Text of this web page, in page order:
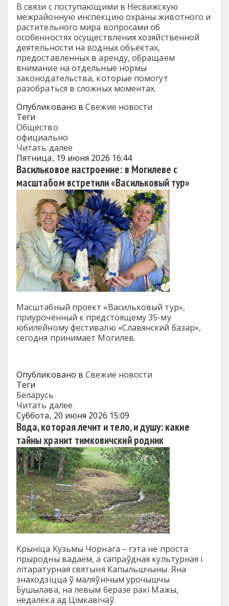
В связи с поступающими в Несвижскую
межрайонную инспекцию охраны животного и
растительного мира вопросами об
особенностях осуществления хозяйственной
деятельности на водных объектах,
предоставленных в аренду, обращаем
внимание на отдельные нормы
законодательства, которые помогут
разобраться в сложных моментах.
Опубликовано в Свежие новости
Теги
Общество
официально
Читать далее
Пятница, 19 июня 2026 16:44
Васильковое настроение: в Могилеве с
масштабом встретили «Васильковый тур»
Масштабный проект «Васильковый тур»,
приуроченный к предстоящему 35-му
юбилейному фестивалю «Славянский базар»,
сегодня принимает Могилев.
Опубликовано в Свежие новости
Теги
Беларусь
Читать далее
Суббота, 20 июня 2026 15:09
Вода, которая лечит и тело, и душу: какие
тайны хранит тимковичский родник
Крыніца Кузьмы Чорнага – гэта не проста
прыродны вадаём, а сапраўдная культурная і
літаратурная святыня Капыльшчыны. Яна
знаходзіцца ў маляўнічым урочышчы
Бушылава, на левым беразе ракі Мажы,
недалёка ад Цімкавічаў.